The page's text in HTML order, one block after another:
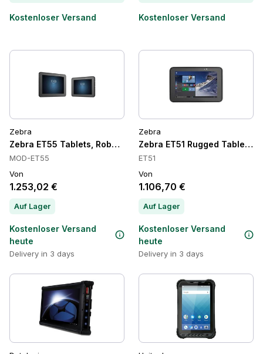
Kostenloser Versand Kostenloser Versand
Zebra
Zebra ET55 Tablets, Robust, 4G, IP65
MOD-ET55
Von
1.253,02 €
Auf Lager
Kostenloser Versand
heute
Delivery in 3 days
Zebra
Zebra ET51 Rugged Tablets,
ET51
Von
1.106,70 €
Auf Lager
Kostenloser Versand
heute
Delivery in 3 days